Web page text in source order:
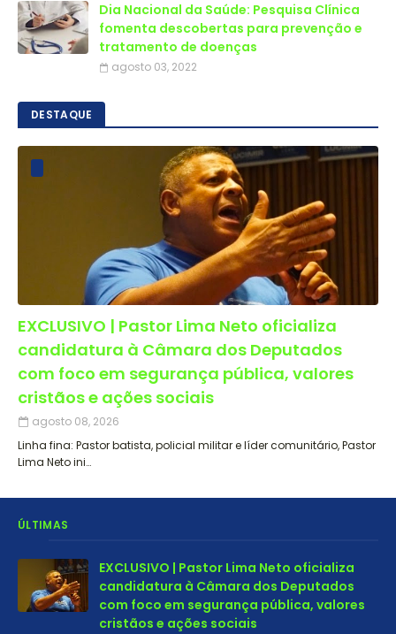
Dia Nacional da Saúde: Pesquisa Clínica
fomenta descobertas para prevenção e
tratamento de doenças
agosto 03, 2022
DESTAQUE
EXCLUSIVO | Pastor Lima Neto oficializa
candidatura à Câmara dos Deputados
com foco em segurança pública, valores
cristãos e ações sociais
agosto 08, 2026
Linha fina: Pastor batista, policial militar e líder comunitário, Pastor
Lima Neto ini…
ÚLTIMAS
EXCLUSIVO | Pastor Lima Neto oficializa
candidatura à Câmara dos Deputados
com foco em segurança pública, valores
cristãos e ações sociais